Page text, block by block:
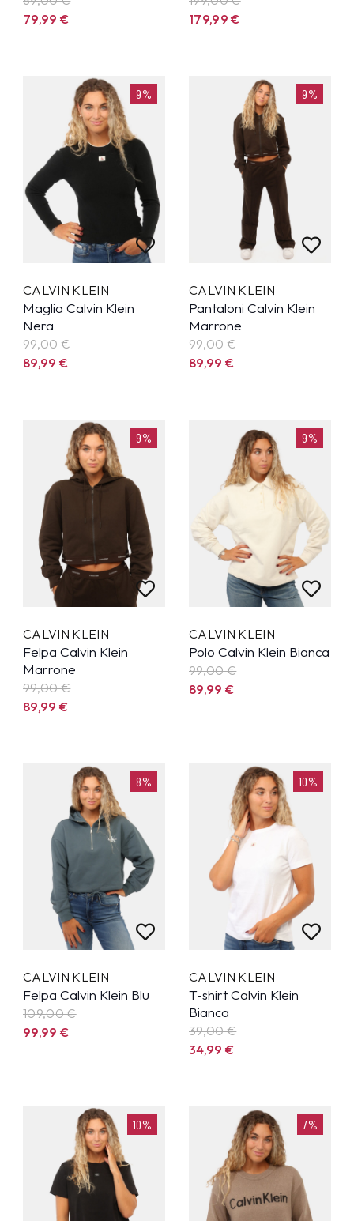
79,99€
179,99€
9%
CALVIN KLEIN
Maglia Calvin Klein
Nera
99,00 €
89,99€
9%
CALVIN KLEIN
Pantaloni Calvin Klein
Marrone
99,00 €
89,99€
9%
CALVIN KLEIN
Felpa Calvin Klein
Marrone
99,00 €
89,99€
9%
CALVIN KLEIN
Polo Calvin Klein Bianca
99,00 €
89,99€
8%
CALVIN KLEIN
Felpa Calvin Klein Blu
109,00 €
99,99€
10%
CALVIN KLEIN
T-shirt Calvin Klein
Bianca
39,00 €
34,99€
10% 7%